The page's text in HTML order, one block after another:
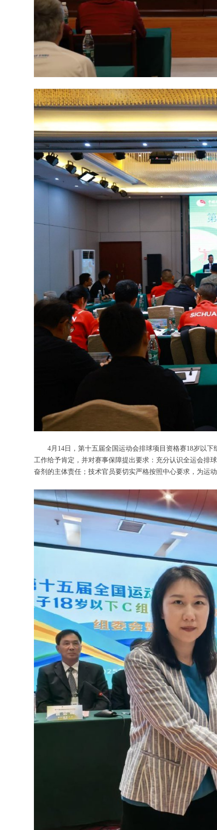
4月14日，第十五届全国运动会排球项目资格赛18岁以下
工作给予肯定，并对赛事保障提出要求：充分认识全运会排
奋剂的主体责任；技术官员要切实严格按照中心要求，为运